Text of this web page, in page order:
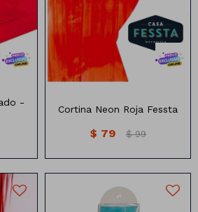
-
Cortina neon Roja
Medidas:2 metros 1 metro
Cortina Neon Roja Fessta
$ 79 $ 99